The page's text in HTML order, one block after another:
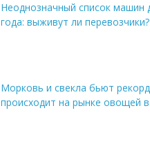
Неоднозначный список машин
года: выживут ли перевозчики?
Морковь и свекла бьют
происходит на рынке овощей